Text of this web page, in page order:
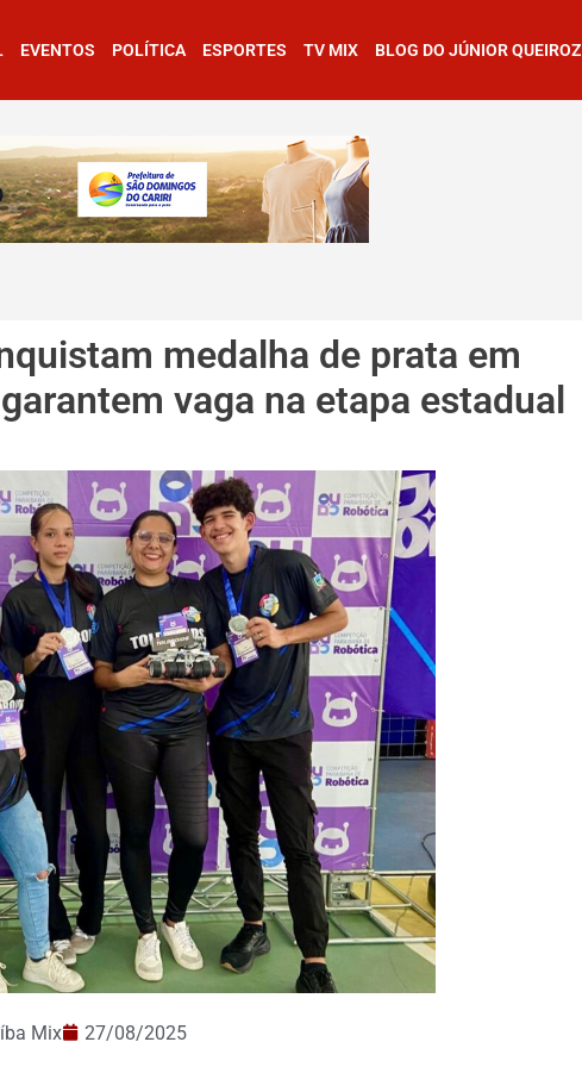
EVENTOS POLÍTICA ESPORTES TV MIX BLOG DO JÚNIOR QUEIROZ
medalha de prata em
vaga na etapa estadual
Mix 27/08/2025